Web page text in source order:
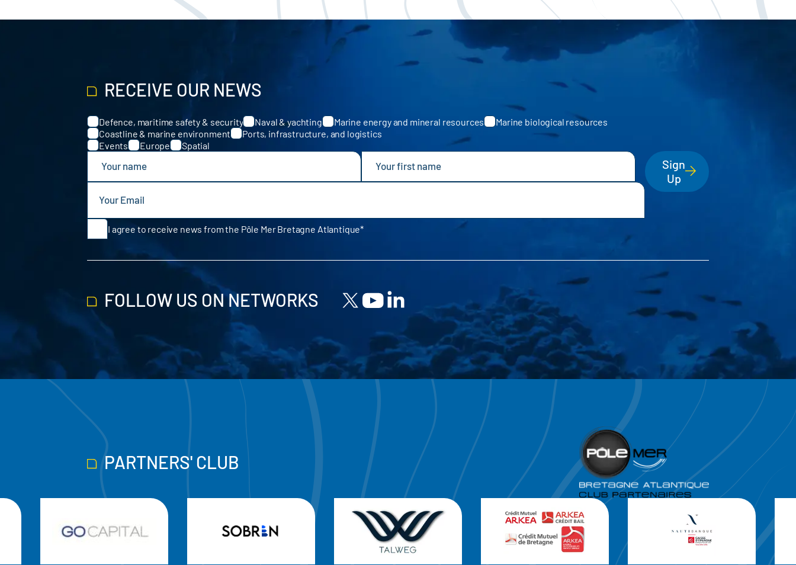
RECEIVE OUR NEWS
Categories
Defence, maritime safety & security Naval & yachting Marine energy and mineral resources
Marine biological resources
Coastline & marine environment
Ports, infrastructure, and logistics
Events
Europe Spatial
Sign
Up
I agree to receive news from the Pôle Mer Bretagne Atlantique
FOLLOW US ON NETWORKS
PARTNERS' CLUB